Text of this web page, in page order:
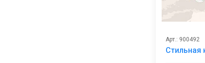
Арт.: 900492
Стильная